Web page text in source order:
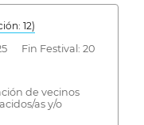
12)
Fin Festival: 20
de vecinos
as y/o